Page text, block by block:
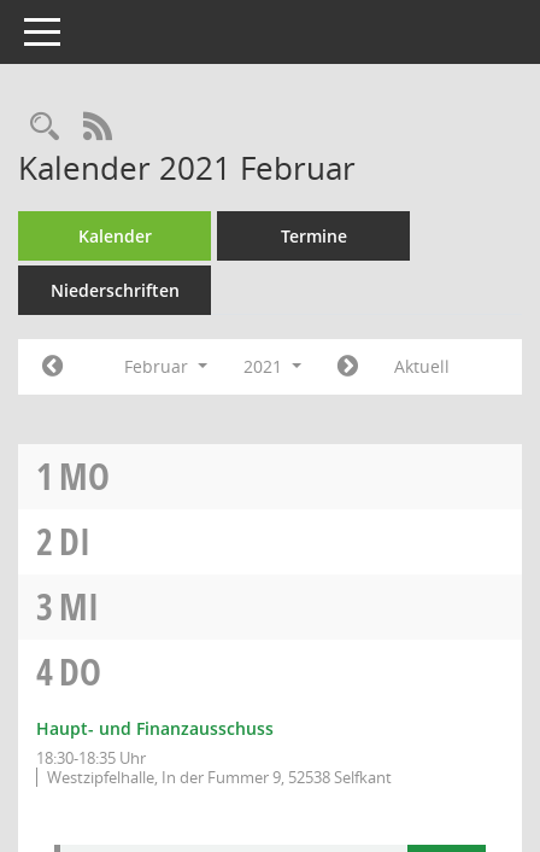
Toggle navigation
Rechercheauswahl
RSS-Feed
Kalender 2021 Februar
Kalender Termine
Niederschriften
Februar 2021 Aktuell
1 MO
2DI
3MI
4DO
Haupt- und Finanzausschuss
18:30-18:35 Uhr
Westzipfelhalle, In der Fummer 9, 52538 Selfkant